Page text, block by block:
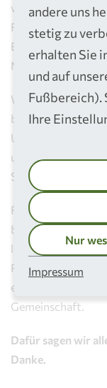
verbindet. Weitere
Fachinformatiker
Büromanagement
Nutzfahrzeuge.
Wer sich für eine
berufliche
Unternehmen im
unter
Stellen,
Füreinander. Für
beschreibt
leisten. Sie sorgen
Rhein-Sieg-Kreis
einen wichtigen
Gemeinschaft.
Dafür sagen wir
Danke.
andere uns
stetig zu
erhalten Sie
und auf
Fußbereich).
Ihre
Nur
Impressum